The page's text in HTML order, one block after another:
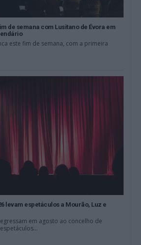
de semana com Lusitano de Évora em
este fim de semana, com a primeira
levam espetáculos a Mourão, Luz e
em agosto ao concelho de